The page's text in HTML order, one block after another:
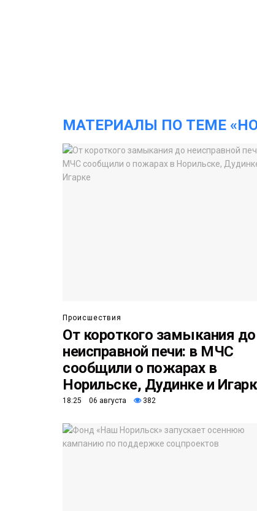
МАТЕРИАЛЫ ПО ТЕМЕ
Происшествия
От короткого замыкания до
неисправной печи: в МЧС
сообщили о пожарах в
Норильске, Дудинке и
18:25 06 августа 382